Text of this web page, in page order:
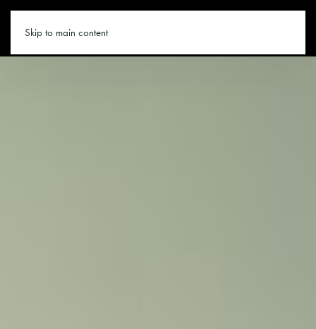
Skip to main content
WANDERN.CO